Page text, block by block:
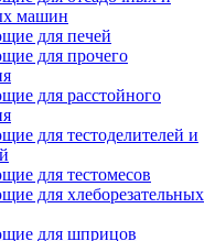
машин
для печей
для прочего
для расстойного
для тестоделителей и
для тестомесов
для хлеборезательных
для шприцов